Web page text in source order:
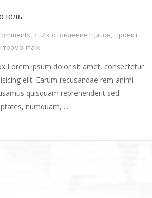
/ Изготовление щитов, Проект,
Lorem ipsum dolor sit amet, consectetur
elit. Earum recusandae rem animi
quisquam reprehenderit sed
numquam, ...